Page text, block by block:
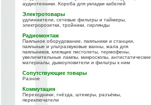
аудиотехники. Короба для укладки кабелей
Электротовары
удлиннители, сетевые фильтры и таймеры,
электророзетки, тройники, гирлянды
Радиомонтаж
Паяльное оборудование, паяльники и станции,
паяльные и ультразвуковые ванны, жала для
паяльников, клеящие пистолеты, термофены,
увеличительные лампы, микроскопы, антистатические
материалы, дымоуловители и фильтры к ним
Сопутствующие товары
Разное
Коммутация
Переходники, гнёзда, штекеры, разъёмы,
переключатели